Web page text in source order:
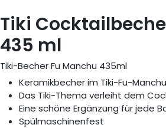
Tiki
435 ml
Tiki-Becher Fu Manchu 435ml
Keramikbecher im Tiki-Fu-
Das Tiki-Thema verleiht dem
Eine schöne Ergänzung für jede
Spülmaschinenfest